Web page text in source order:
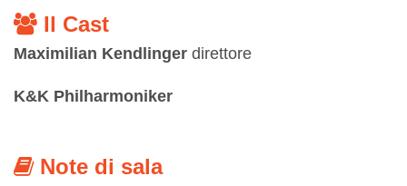
Il Cast
Maximilian Kendlinger direttore
K&K Philharmoniker
Note di sala